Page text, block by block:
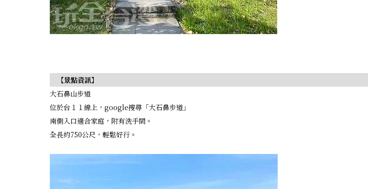
【景點資訊】
大石鼻山步道
位於台１１線上，google搜尋「大石鼻步道」
南側入口適合家庭，附有洗手間。
全長約750公尺，輕鬆好行。